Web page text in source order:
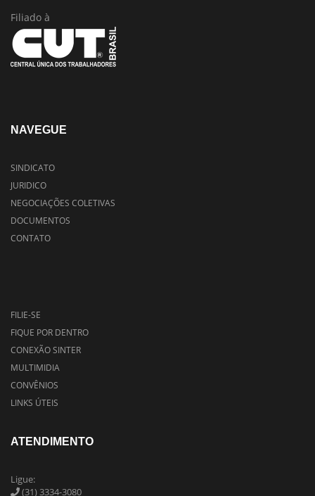
Filiado à
NAVEGUE
SINDICATO
JURIDICO
NEGOCIAÇÕES COLETIVAS
DOCUMENTOS
CONTATO
FILIE-SE
FIQUE POR DENTRO
CONEXÃO SINTER
MULTIMIDIA
CONVÊNIOS
LINKS ÚTEIS
ATENDIMENTO
Ligue:
(31) 3334-3080